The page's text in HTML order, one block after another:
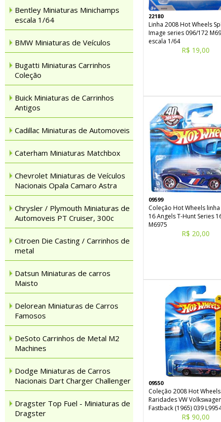
Bentley Miniaturas Minichamps
escala 1/64
BMW Miniaturas de Veículos
Bugatti Miniaturas Carrinhos
Coleção
Buick Miniaturas de Carrinhos
Antigos
Cadillac Miniaturas de Automoveis
Caterham Miniaturas Matchbox
Chevrolet Miniaturas de Veículos
Nacionais Opala Camaro Astra
Chrysler / Plymouth Miniaturas de
Automoveis PT Cruiser, 300c
Citroen Die Casting / Carrinhos de
metal
Datsun Miniaturas de carros
Maisto
Delorean Miniaturas de Carros
Famosos
DeSoto Carrinhos de Metal M2
Machines
Dodge Miniaturas de Carros
Nacionais Dart Charger Challenger
Dragster Top Fuel - Miniaturas de
Dragster
22180
Linha 2008 Hot Wheels
Image series 096/172
escala 1/64
R$ 19,00
09599
Coleção Hot Wheels
16 Angels T-Hunt Series
M6975
R$ 20,00
09550
Coleção 2008 Hot Wheels
Raridades VW
Fastback (1965) 039
R$ 90,00